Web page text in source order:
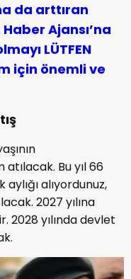
da arttıran
Ajansı’na
LÜTFEN
için önemli ve
Bu yıl 66
aylığı alıyordunuz,
2027 yılına
2028 yılında devlet